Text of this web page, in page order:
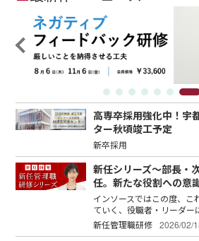
高専卒採用強化中！宇
ター秋頃竣工予定
新卒採用
新任シリーズ～部長・
任。新たな役割への意
インソースではこの度、こ
ていく、役職者・リーダー
新任管理職研修 2026/02/